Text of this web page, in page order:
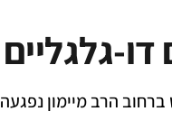
גלגליים
הרב מיימון נפגעה